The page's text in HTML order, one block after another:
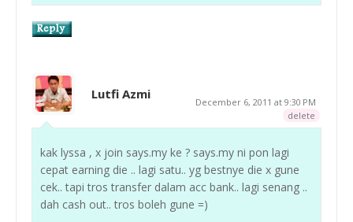
Lutfi Azmi
December 6, 2011 at 9:30 PM
delete
kak lyssa , x join says.my ke ? says.my ni pon lagi
cepat earning die .. lagi satu.. yg bestnye die x gune
cek.. tapi tros transfer dalam acc bank.. lagi senang ..
dah cash out.. tros boleh gune =)